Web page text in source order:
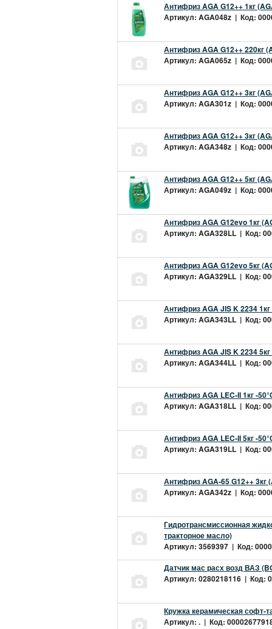
Антифриз AGA G12++ 1кг
Артикул: AGA048z | Код:
Антифриз AGA G12++ 220кг
Артикул: AGA065z | Код:
Антифриз AGA G12++ 3кг
Артикул: AGA301z | Код:
Антифриз AGA G12++ 3кг
Артикул: AGA348z | Код:
Антифриз AGA G12++ 5кг
Артикул: AGA049z | Код:
Антифриз AGA G12evo 1кг
Артикул: AGA328LL | Код:
Антифриз AGA G12evo 5кг
Артикул: AGA329LL | Код:
Антифриз AGA JIS K 2234
Артикул: AGA343LL | Код:
Антифриз AGA JIS K 2234
Артикул: AGA344LL | Код:
Антифриз AGA LEC-II 1кг -
Артикул: AGA318LL | Код:
Антифриз AGA LEC-II 5кг -
Артикул: AGA319LL | Код:
Антифриз AGA-65 G12++ 3кг
Артикул: AGA342z | Код:
Гидротрансмиссионная
тракторное масло)
Артикул: 3569397 | Код:
Датчик мас расх возд ВАЗ
Артикул: 0280218116 | Код:
Кружка керамическая софт-
Артикул: . | Код: